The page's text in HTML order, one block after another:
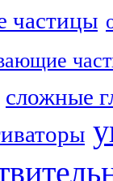
частицы
сложные